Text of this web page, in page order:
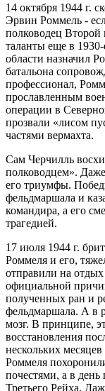
14 октября 1944 г.
Эрвин Роммель -
полководец Второй
таланты еще в 1930-
области назначил
батальона
профессионал,
прославленным
операции в
прозвали «лисом
частями вермахта.
Сам Черчилль
полководцем».
его триумфы.
фельдмаршала и
командира, а его
трагедией.
17 июля 1944 г.
Роммеля и его,
отправили на
официальной
полученных ран и
фельдмаршала. А в
мозг. В принципе,
восстановления
нескольких
Роммеля
почестями, а в
Третьего Рейха.